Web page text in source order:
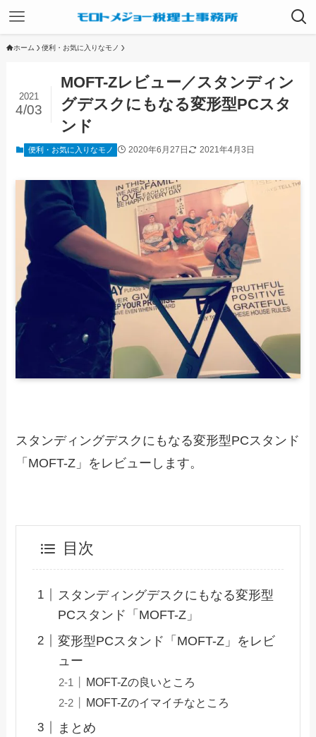
ホーム 便利・お気に入りなモノ
MOFT-Zレビュー／スタンディン
グデスクにもなる変形型PCスタ
ンド
2021
4/03
便利・お気に入りなモノ 2020年6月27日 2021年4月3日
スタンディングデスクにもなる変形型PCスタンド
「MOFT-Z」をレビューします。
目次
スタンディングデスクにもなる変形型
PCスタンド「MOFT-Z」
変形型PCスタンド「MOFT-Z」をレビ
ュー
MOFT-Zの良いところ
MOFT-Zのイマイチなところ
まとめ